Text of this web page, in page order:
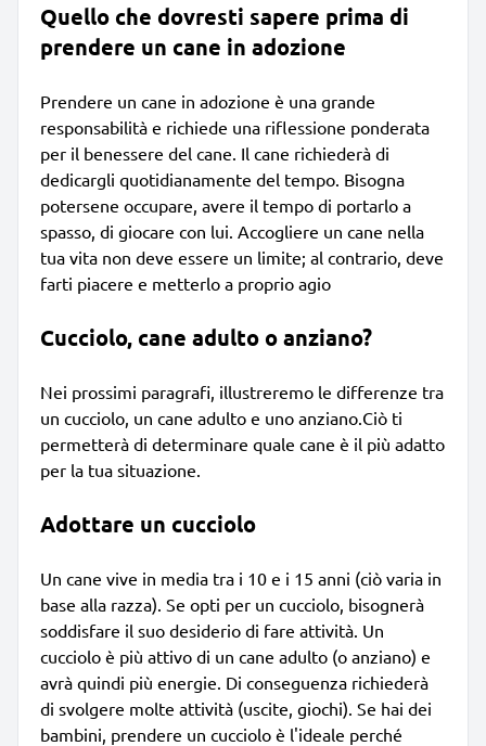
Quello che dovresti sapere prima di
prendere un cane in adozione
Prendere un cane in adozione è una grande
responsabilità e richiede una riflessione ponderata
per il benessere del cane. Il cane richiederà di
dedicargli quotidianamente del tempo. Bisogna
potersene occupare, avere il tempo di portarlo a
spasso, di giocare con lui. Accogliere un cane nella
tua vita non deve essere un limite; al contrario, deve
farti piacere e metterlo a proprio agio
Cucciolo, cane adulto o anziano?
Nei prossimi paragrafi, illustreremo le differenze tra
un cucciolo, un cane adulto e uno anziano.Ciò ti
permetterà di determinare quale cane è il più adatto
per la tua situazione.
Adottare un cucciolo
Un cane vive in media tra i 10 e i 15 anni (ciò varia in
base alla razza). Se opti per un cucciolo, bisognerà
soddisfare il suo desiderio di fare attività. Un
cucciolo è più attivo di un cane adulto (o anziano) e
avrà quindi più energie. Di conseguenza richiederà
di svolgere molte attività (uscite, giochi). Se hai dei
bambini, prendere un cucciolo è l'ideale perché